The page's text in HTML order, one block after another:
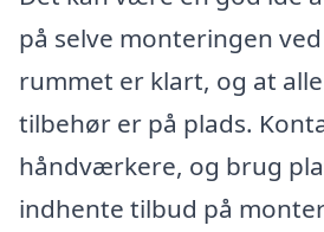
på selve monteringen
rummet er klart, og at
tilbehør er på plads.
håndværkere, og brug
indhente tilbud på